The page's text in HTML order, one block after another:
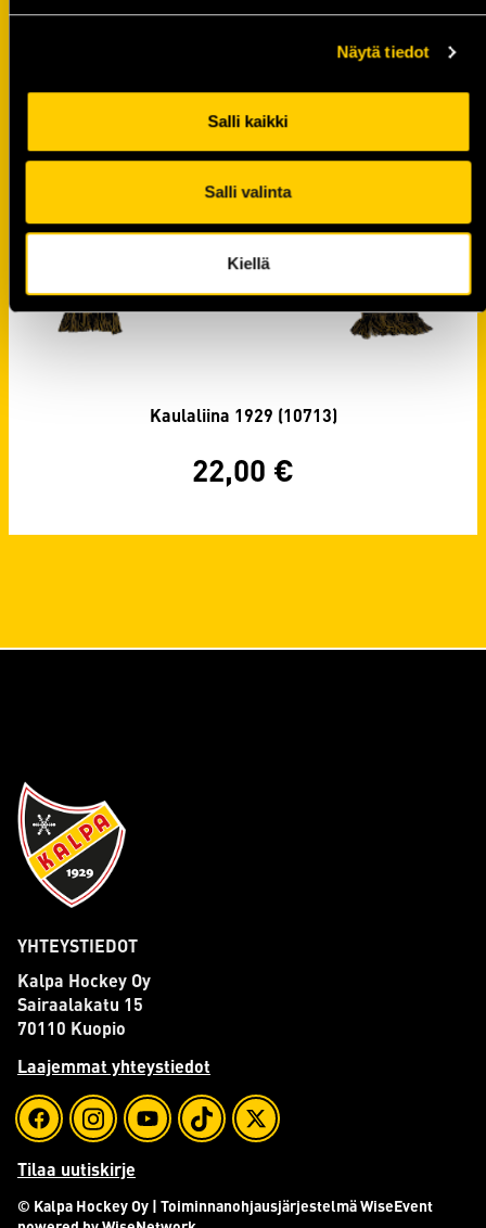
Näytä tiedot
Salli kaikki
Salli valinta
Kiellä
Kaulaliina 1929 (10713)
22,00 €
YHTEYSTIEDOT
Kalpa Hockey Oy
Sairaalakatu 15
70110 Kuopio
Laajemmat yhteystiedot
Tilaa uutiskirje
© Kalpa Hockey Oy | ToiminnanohjausjärjestelmäWiseEvent